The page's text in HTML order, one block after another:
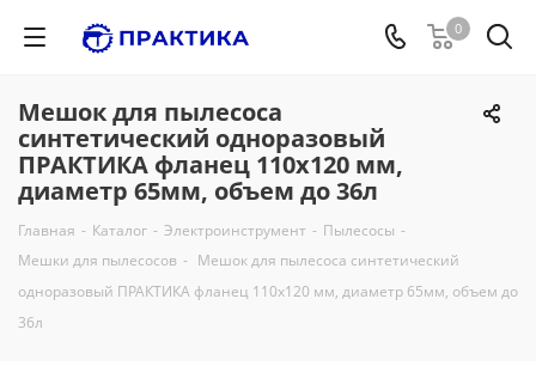
0
Мешок для пылесоса
синтетический одноразовый
ПРАКТИКА фланец 110х120 мм,
диаметр 65мм, объем до 36л
Главная - Каталог - Электроинструмент - Пылесосы -
Мешки для пылесосов - Мешок для пылесоса синтетический
одноразовый ПРАКТИКА фланец 110х120 мм, диаметр 65мм, объем до
36л